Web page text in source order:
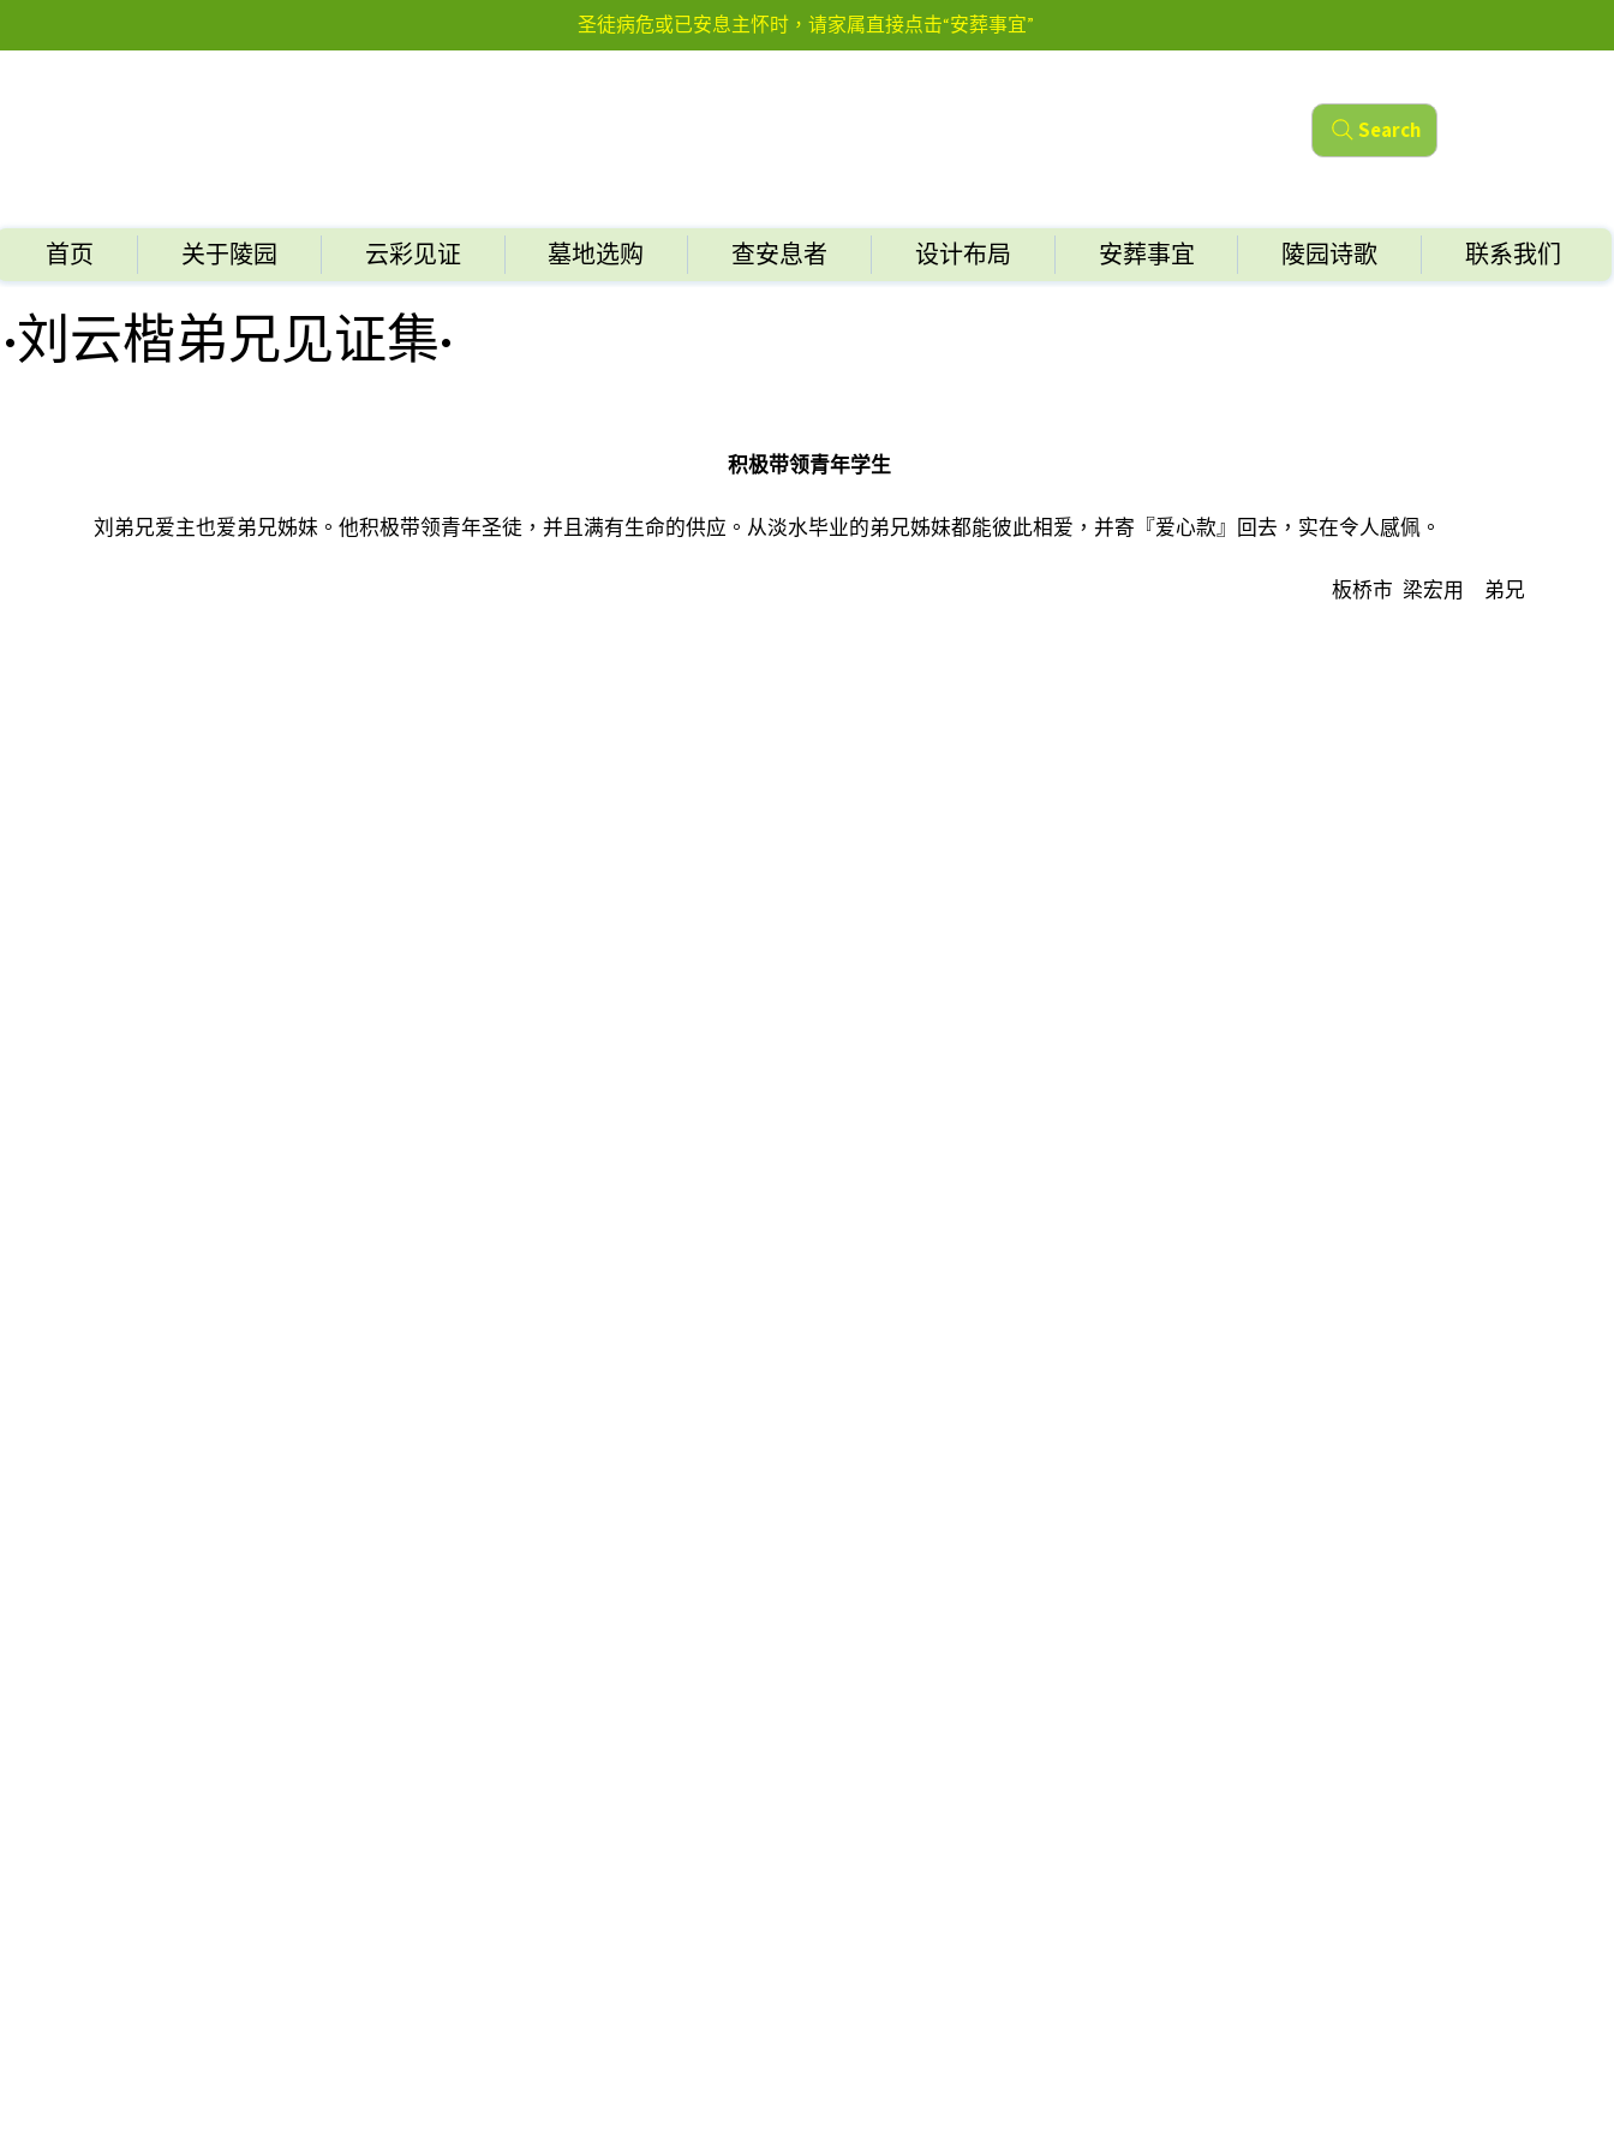
圣徒病危或已安息主怀时，请家属直接点击“安葬事宜”
首页 关于陵园 云彩见证 墓地选购 查安息者 设计布局 安葬事宜 陵园诗歌 联系我们
Search
​·刘云楷弟兄见证集·
积极带领青年学生
刘弟兄爱主也爱弟兄姊妹。他积极带领青年圣徒，并且满有生命的供应。从淡水毕业的弟兄姊妹都能彼此相爱，并寄『爱心款』回去，实在令人感佩。
板桥市 梁宏用 弟兄